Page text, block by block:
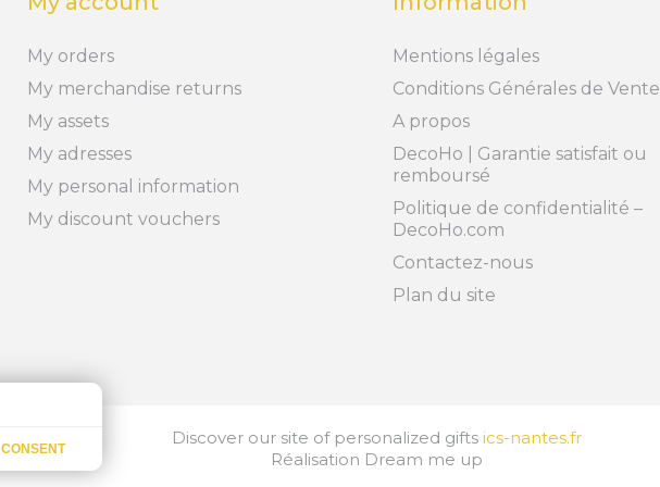
My orders
My merchandise returns
My assets
My adresses
My personal information
My discount vouchers
Mentions légales
Conditions Générales de Vente
A propos
DecoHo | Garantie satisfait ou
remboursé
Politique de confidentialité –
DecoHo.com
Contactez-nous
Plan du site
I CONSENT
Discover our site of personalized gifts ics-nantes.fr
Réalisation Dream me up